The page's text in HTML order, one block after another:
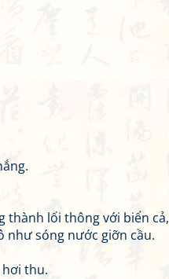
thành lối thông với biển cả,
như sóng nước giỡn cầu.
thu.